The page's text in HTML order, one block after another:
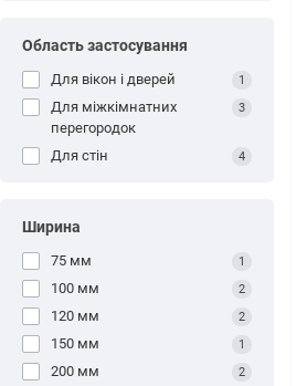
Область застосування
Для вікон і дверей 1
Для міжкімнатних
перегородок
3
Для стін 4
Ширина
75 мм 1
100 мм 2
120 мм 2
150 мм 1
200 мм 2